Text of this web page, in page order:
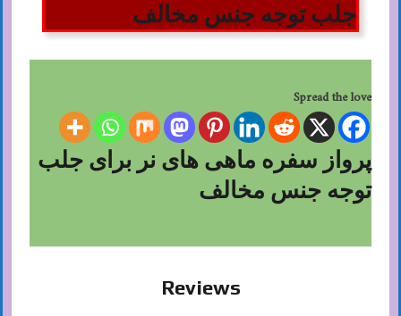
جلب توجه جنس مخالف
Spread the love
پرواز سفره ماهی های نر برای جلب
توجه جنس مخالف
Reviews